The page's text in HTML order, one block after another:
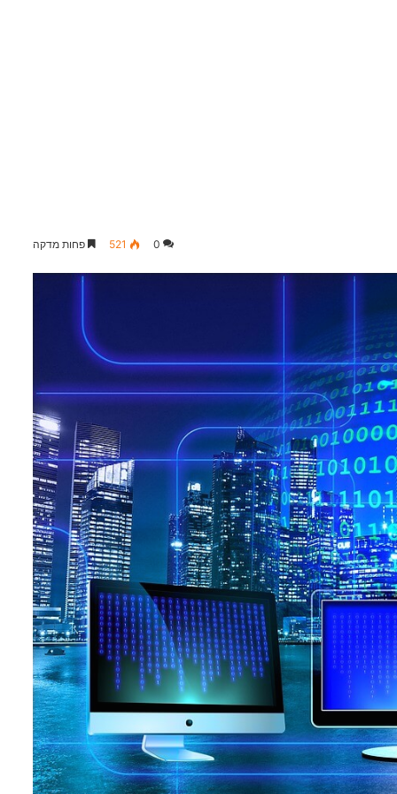
0
521 פחות מדקה